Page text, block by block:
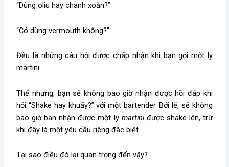
“Dùng oliu hay chanh xoắn?”
“Có dùng vermouth không?”
Đều là những câu hỏi được chấp nhận khi bạn gọi một ly
martini.
Thế nhưng, bạn sẽ không bao giờ nhận được hồi đáp khi
hỏi “Shake hay khuấy?” với một bartender. Bởi lẽ, sẽ không
bao giờ bạn nhận được một ly martini được shake lên, trừ
khi đây là một yêu cầu riêng đặc biệt.
Tại sao điều đó lại quan trọng đến vậy?